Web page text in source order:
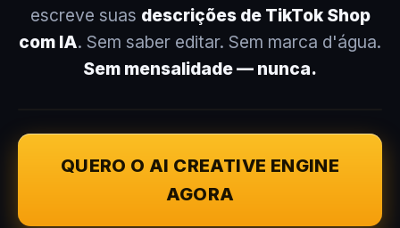
escreve suas descrições de TikTok Shop
com IA. Sem saber editar. Sem marca d'água.
Sem mensalidade — nunca.
QUERO O AI CREATIVE ENGINE
AGORA